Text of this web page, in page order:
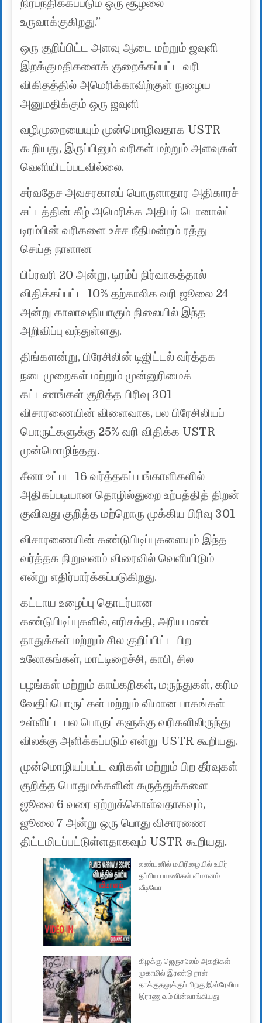
நிர்பந்திக்கப்படும் ஒரு சூழலை
உருவாக்குகிறது.”
ஒரு குறிப்பிட்ட அளவு ஆடை மற்றும் ஜவுளி
இறக்குமதிகளைக் குறைக்கப்பட்ட வரி
விகிதத்தில் அமெரிக்காவிற்குள் நுழைய
அனுமதிக்கும் ஒரு ஜவுளி
வழிமுறையையும் முன்மொழிவதாக USTR
கூறியது, இருப்பினும் வரிகள் மற்றும் அளவுகள்
வெளியிடப்படவில்லை.
சர்வதேச அவசரகாலப் பொருளாதார அதிகாரச்
சட்டத்தின் கீழ் அமெரிக்க அதிபர் டொனால்ட்
டிரம்பின் வரிகளை உச்ச நீதிமன்றம் ரத்து
செய்த நாளான
பிப்ரவரி 20 அன்று, டிரம்ப் நிர்வாகத்தால்
விதிக்கப்பட்ட 10% தற்காலிக வரி ஜூலை 24
அன்று காலாவதியாகும் நிலையில் இந்த
அறிவிப்பு வந்துள்ளது.
திங்களன்று, பிரேசிலின் டிஜிட்டல் வர்த்தக
நடைமுறைகள் மற்றும் முன்னுரிமைக்
கட்டணங்கள் குறித்த பிரிவு 301
விசாரணையின் விளைவாக, பல பிரேசிலியப்
பொருட்களுக்கு 25% வரி விதிக்க USTR
முன்மொழிந்தது.
சீனா உட்பட 16 வர்த்தகப் பங்காளிகளில்
அதிகப்படியான தொழில்துறை உற்பத்தித் திறன்
குவிவது குறித்த மற்றொரு முக்கிய பிரிவு 301
விசாரணையின் கண்டுபிடிப்புகளையும் இந்த
வர்த்தக நிறுவனம் விரைவில் வெளியிடும்
என்று எதிர்பார்க்கப்படுகிறது.
கட்டாய உழைப்பு தொடர்பான
கண்டுபிடிப்புகளில், எரிசக்தி, அரிய மண்
தாதுக்கள் மற்றும் சில குறிப்பிட்ட பிற
உலோகங்கள், மாட்டிறைச்சி, காபி, சில
பழங்கள் மற்றும் காய்கறிகள், மருந்துகள், கரிம
வேதிப்பொருட்கள் மற்றும் விமான பாகங்கள்
உள்ளிட்ட பல பொருட்களுக்கு வரிகளிலிருந்து
விலக்கு அளிக்கப்படும் என்று USTR கூறியது.
முன்மொழியப்பட்ட வரிகள் மற்றும் பிற தீர்வுகள்
குறித்த பொதுமக்களின் கருத்துக்களை
ஜூலை 6 வரை ஏற்றுக்கொள்வதாகவும்,
ஜூலை 7 அன்று ஒரு பொது விசாரணை
திட்டமிடப்பட்டுள்ளதாகவும் USTR கூறியது.
லண்டனில் மயிரிழையில் உயிர்
தப்பிய பயணிகள் விமானம்
வீடியோ
கிழக்கு ஜெருசலேம் அகதிகள்
முகாமில் இரண்டு நாள்
தாக்குதலுக்குப் பிறகு இஸ்ரேலிய
இராணுவம் பின்வாங்கியது